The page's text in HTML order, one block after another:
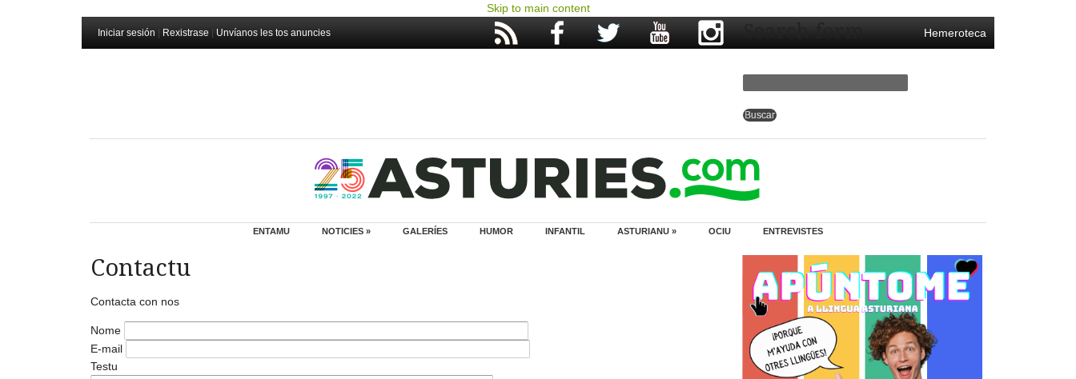
Skip to main content
Iniciar sesión Rexistrase Unvíanos les tos anuncies Hemeroteca
Search form
ENTAMU NOTICIES » GALERÍES HUMOR INFANTIL ASTURIANU » OCIU ENTREVISTES
Contactu
Contacta con nos
Nome
E-mail
Testu